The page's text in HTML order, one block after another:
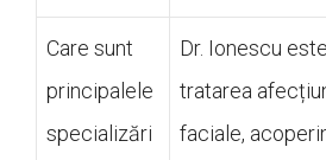
Care sunt
principalele
specializări
Dr. Ionescu
tratarea
faciale,